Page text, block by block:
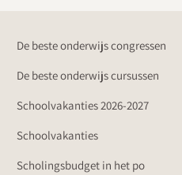
De beste onderwijs congressen
De beste onderwijs cursussen
Schoolvakanties 2026-2027
Schoolvakanties
Scholingsbudget in het po